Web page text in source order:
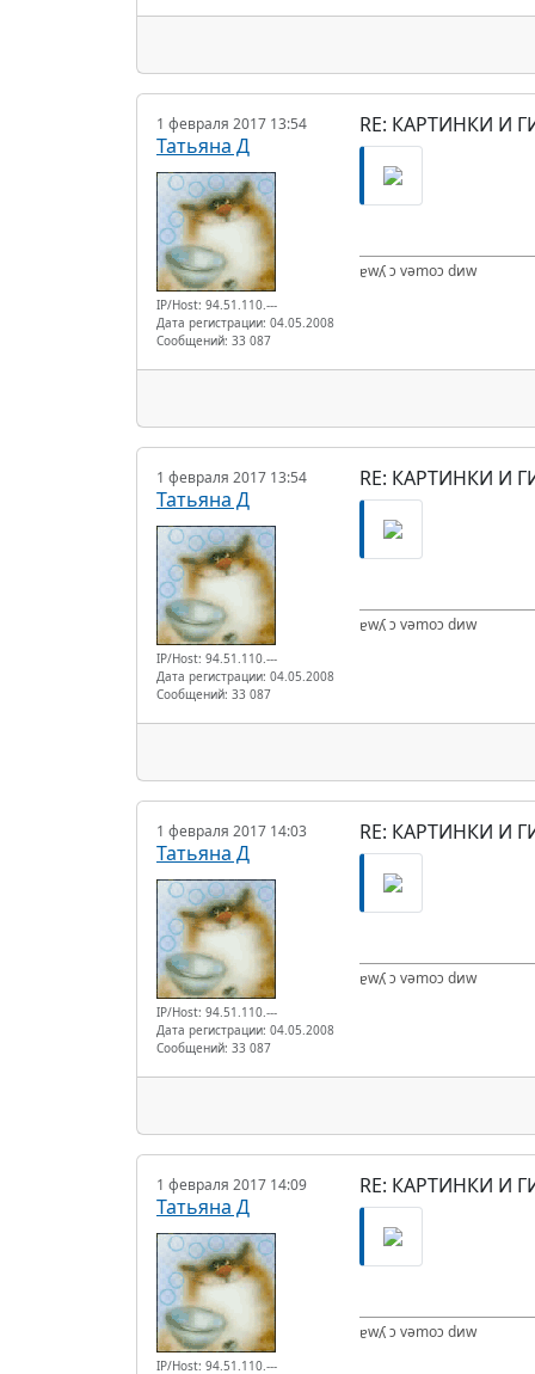
1 февраля 2017 13:54
Татьяна Д
IP/Host: 94.51.110.---
Дата регистрации: 04.05.2008
Сообщений: 33 087
RE: КАРТИНКИ И
ɐwʎ ɔ vǝmоɔ dиw
1 февраля 2017 13:54
Татьяна Д
IP/Host: 94.51.110.---
Дата регистрации: 04.05.2008
Сообщений: 33 087
RE: КАРТИНКИ И
ɐwʎ ɔ vǝmоɔ dиw
1 февраля 2017 14:03
Татьяна Д
IP/Host: 94.51.110.---
Дата регистрации: 04.05.2008
Сообщений: 33 087
RE: КАРТИНКИ И
ɐwʎ ɔ vǝmоɔ dиw
1 февраля 2017 14:09
Татьяна Д
IP/Host: 94.51.110.---
RE: КАРТИНКИ И
ɐwʎ ɔ vǝmоɔ dиw